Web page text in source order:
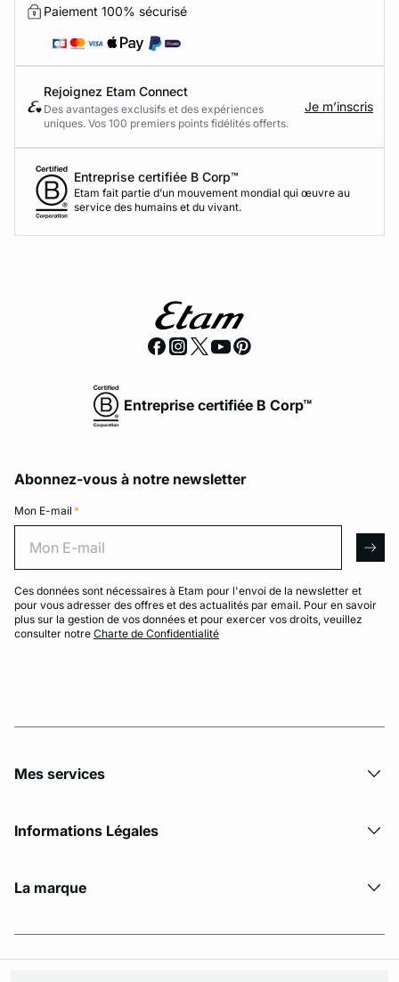
Paiement 100% sécurisé
Rejoignez Etam Connect
Des avantages exclusifs et des expériences
uniques. Vos 100 premiers points fidélités offerts.
Je m’inscris
Entreprise certifiée B Corp™
Etam fait partie d’un mouvement mondial qui œuvre au
service des humains et du vivant.
Entreprise certifiée B Corp™
Abonnez-vous à notre newsletter
Mon E-mail *
Ces données sont nécessaires à Etam pour l'envoi de la newsletter et
pour vous adresser des offres et des actualités par email. Pour en savoir
plus sur la gestion de vos données et pour exercer vos droits, veuillez
consulter notre Charte de Confidentialité
Mes services
Informations Légales
La marque